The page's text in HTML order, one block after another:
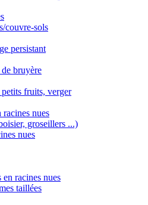
couvre-sols
persistant
bruyère
fruits, verger
racines nues
groseillers ...)
nues
en racines nues
taillées